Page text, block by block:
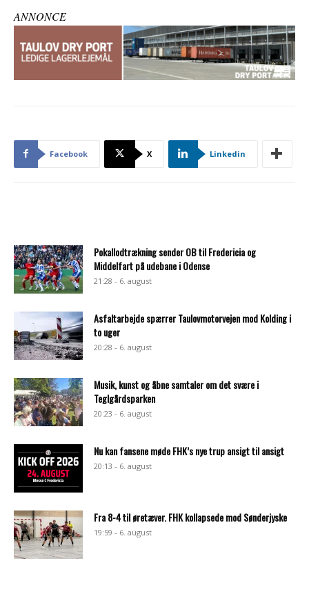
ANNONCE
Facebook X Linkedin
Pokallodtrækning sender OB til Fredericia og
Middelfart på udebane i Odense
21:28 - 6. august
Asfaltarbejde spærrer Taulovmotorvejen mod Kolding i
to uger
20:28 - 6. august
Musik, kunst og åbne samtaler om det svære i
Teglgårdsparken
20:23 - 6. august
Nu kan fansene møde FHK’s nye trup ansigt til ansigt
20:13 - 6. august
Fra 8-4 til øretæver. FHK kollapsede mod Sønderjyske
19:59 - 6. august